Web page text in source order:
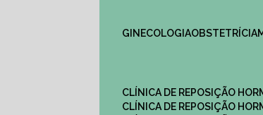
GINECOLOGIA
OBSTETRÍCIA
CLÍNICA DE REPOSIÇÃO
CLÍNICA DE REPOSIÇÃO